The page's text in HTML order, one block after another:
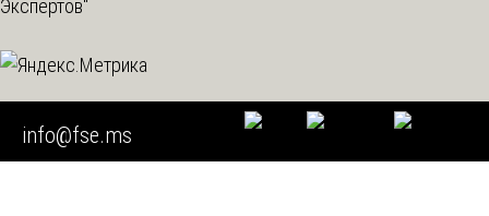
Экспертов"
info@fse.ms
Мы используем cookie